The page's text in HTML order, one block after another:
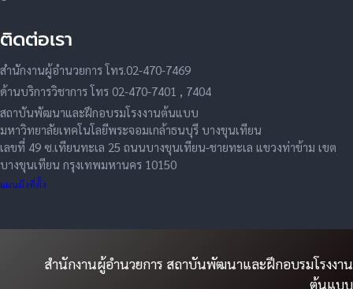
ติดต่อเรา
สำนักงานผู้อำนวยการ โทร.02-470-7469
ด้านบริการวิชาการ โทร 02-470-7401 , 7404
สถาบันพัฒนาและฝึกอบรมโรงงานต้นแบบ
มหาวิทยาลัยเทคโนโลยีพระจอมเกล้าธนบุรี บางขุนเทียน
เลขที่ 49 ซ.เทียนทะเล 25 ถนนบางขุนเทียน-ชายทะเล แขวงท่าข้าม เขต
บางขุนเทียน กรุงเทพมหานคร 10150
แผนผังที่ตั้ง
สำนักงานผู้อำนวยการ สถาบันพัฒนาและฝึกอบรมโรงงาน
ต้นแบบ